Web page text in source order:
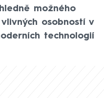
možného
osobností v
technologií